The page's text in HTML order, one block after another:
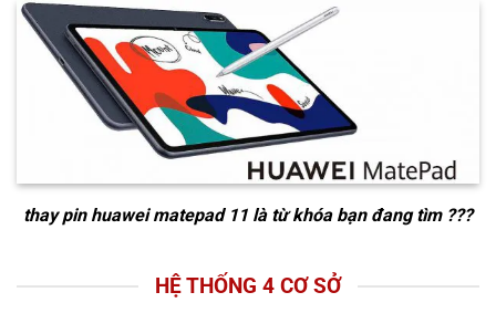
thay pin huawei matepad 11 là từ khóa bạn đang tìm ???
HỆ THỐNG 4 CƠ SỞ